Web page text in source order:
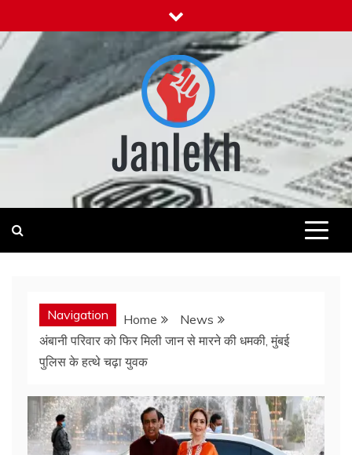
to
content
News for Public
Navigation Home
News
अंबानी परिवार को फिर मिली जान से मारने की धमकी, मुंबई
पुलिस के हत्थे चढ़ा युवक